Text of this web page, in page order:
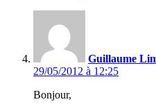
Guillaume
29/05/2012 à 12:25
Bonjour,